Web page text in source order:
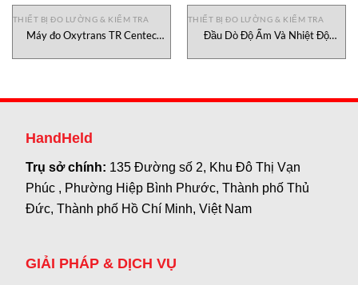
THIẾT BỊ ĐO LƯỜNG & KIỂM TRA
Máy đo Oxytrans TR Centec
THIẾT BỊ ĐO LƯỜNG & KIỂM TRA
Đầu Dò Độ Ẩm Và Nhiệt Độ
HandHeld
Trụ sở chính: 135 Đường số 2, Khu Đô Thị Vạn
Phúc , Phường Hiệp Bình Phước, Thành phố Thủ
Đức, Thành phố Hồ Chí Minh, Việt Nam
GIẢI PHÁP & DỊCH VỤ